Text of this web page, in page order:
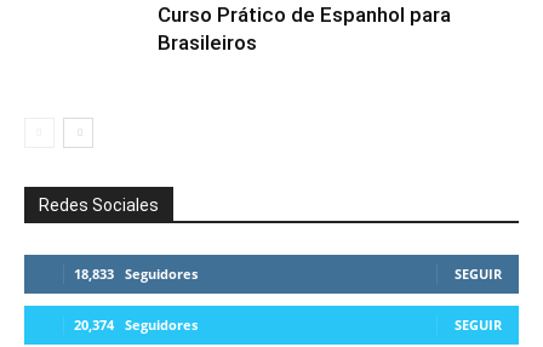
Curso Prático de Espanhol para
Brasileiros
Redes Sociales
18,833 Seguidores SEGUIR
20,374 Seguidores SEGUIR